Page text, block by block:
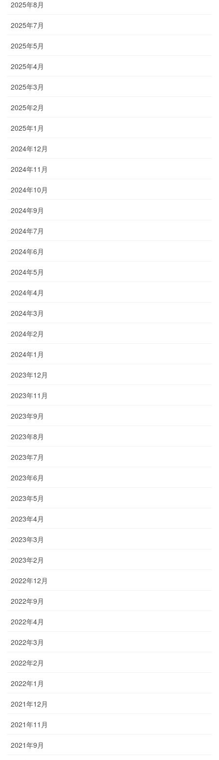
2025年8月
2025年7月
2025年5月
2025年4月
2025年3月
2025年2月
2025年1月
2024年12月
2024年11月
2024年10月
2024年9月
2024年7月
2024年6月
2024年5月
2024年4月
2024年3月
2024年2月
2024年1月
2023年12月
2023年11月
2023年9月
2023年8月
2023年7月
2023年6月
2023年5月
2023年4月
2023年3月
2023年2月
2022年12月
2022年9月
2022年4月
2022年3月
2022年2月
2022年1月
2021年12月
2021年11月
2021年9月